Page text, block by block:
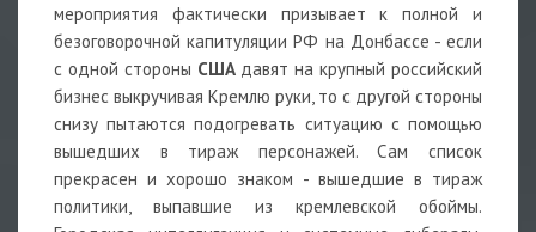
мероприятия фактически призывает к полной и
безоговорочной капитуляции РФ на Донбассе - если
с одной стороны СШАдавят на крупный российский
бизнес выкручивая Кремлю руки, то с другой стороны
снизу пытаются подогревать ситуацию с помощью
вышедших в тираж персонажей. Сам список
прекрасен и хорошо знаком - вышедшие в тираж
политики, выпавшие из кремлевской обоймы.